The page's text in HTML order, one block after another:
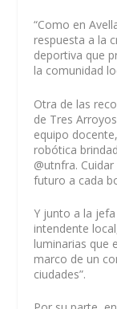
“Como en
respuesta a la
deportiva que
la comunidad
Otra de las
de Tres
equipo
robótica
@utnfra.
futuro a cada
Y junto a la
intendente
luminarias que
marco de un
ciudades”.